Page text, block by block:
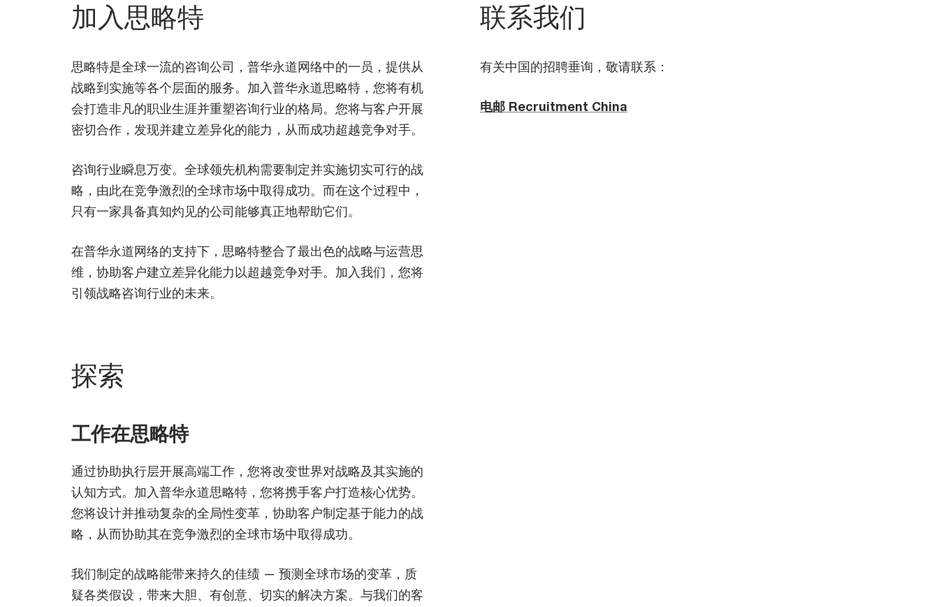
加入思略特
思略特是全球一流的咨询公司，普华永道网络中的一员，提供从
战略到实施等各个层面的服务。加入普华永道思略特，您将有机
会打造非凡的职业生涯并重塑咨询行业的格局。您将与客户开展
密切合作，发现并建立差异化的能力，从而成功超越竞争对手。
咨询行业瞬息万变。全球领先机构需要制定并实施切实可行的战
略，由此在竞争激烈的全球市场中取得成功。而在这个过程中，
只有一家具备真知灼见的公司能够真正地帮助它们。
在普华永道网络的支持下，思略特整合了最出色的战略与运营思
维，协助客户建立差异化能力以超越竞争对手。加入我们，您将
引领战略咨询行业的未来。
联系我们
有关中国的招聘垂询，敬请联系：
电邮 Recruitment China
探索
工作在思略特
通过协助执行层开展高端工作，您将改变世界对战略及其实施的
认知方式。加入普华永道思略特，您将携手客户打造核心优势。
您将设计并推动复杂的全局性变革，协助客户制定基于能力的战
略，从而协助其在竞争激烈的全球市场中取得成功。
我们制定的战略能带来持久的佳绩 — 预测全球市场的变革，质
疑各类假设，带来大胆、有创意、切实的解决方案。与我们的客